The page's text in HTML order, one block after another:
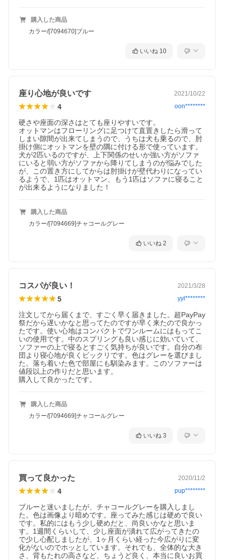
購入した商品
カラー/[7094670]ブルー
いいね 10
座り心地が良いです 2021/10/22
4 oon********
硬さや座面の深さはとても座りやすいです。
オットマンはフローリングに足つけて直置きしたら滑って
しまい隙間が出来てしまうので、うちは犬も乗るので、肘
掛け側にオットマンを壁の隅に付ける形で使っています。
犬が2匹いるのですが、上下関係のせいか強い方がソファ
にいると弱い方がソファから降りてしまうのが悩みでした
が、この置き方にしてからは肘掛けが壁代わりになってい
るようで、1匹はオットマン、もう1匹はソファに寝ること
が出来るようになりました！
購入した商品
カラー/[7094669]チャコールグレー
いいね 2
コスパが良い！ 2021/3/28
5 yyl********
注文してから届くまで、すごく早く届きました。超PayPay
祭だから遅いかなと思ってたのですが早く来たので良かっ
たです。使い心地はコンパクトでワンルームにはもってこ
いの使用です。中のスプリングも良い感じに効いていて、
ソファーの上で寝るとすごく気持ちが良いです。自分の布
団より寝心地が良くビックリです。色はグレーを選びまし
た。落ち着いた色で部屋にも馴染みます。このソファーは
値段以上の作りだと思います。
購入して良かったです。
購入した商品
カラー/[7094669]チャコールグレー
いいね 3
買って良かった 2020/11/2
4 pup********
ブルーと迷いましたが、チャコールグレーを購入しまし
た。色は画像より暗めです。座ってみた感じは硬めで良い
です。私的にはもう少し硬めだと、尚良いかなと思いま
す。1週間くらいして、少し座面が潰れて広がってきたの
で少し心配しましたが、1ヶ月くらい経った今広がりに変
化がないのでホッとしています。それでも、全体的な大き
さ、背もたれの高さなど、ちょうど良く、本当に良いお買